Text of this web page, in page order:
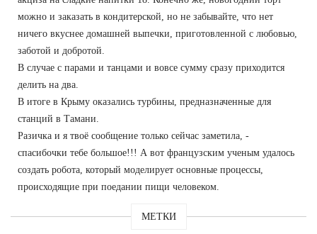
можно и заказать в кондитерской, но не забывайте, что нет
ничего вкуснее домашней выпечки, приготовленной с любовью,
заботой и добротой.
В случае с парами и танцами и вовсе сумму сразу приходится
делить на два.
В итоге в Крыму оказались турбины, предназначенные для
станций в Тамани.
Разичка и я твоё сообщение только сейчас заметила, -
спасибочки тебе большое!!! А вот французским ученым удалось
создать робота, который моделирует основные процессы,
происходящие при поедании пищи человеком.
МЕТКИ